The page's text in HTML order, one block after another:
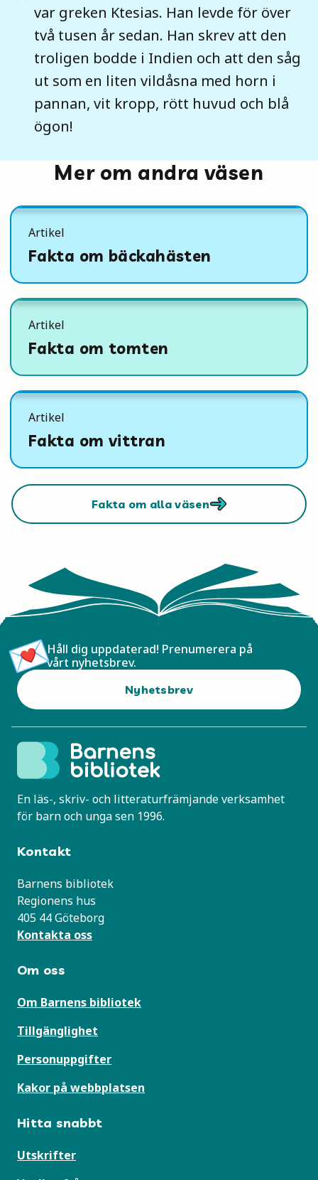
var greken Ktesias. Han levde för över
två tusen år sedan. Han skrev att den
troligen bodde i Indien och att den såg
ut som en liten vildåsna med horn i
pannan, vit kropp, rött huvud och blå
ögon!
Mer om andra väsen
Fakta om bäckahästen
Artikel
Fakta om tomten
Artikel
Fakta om vittran
Artikel
Fakta om alla väsen
Håll dig uppdaterad! Prenumerera på
vårt nyhetsbrev.
Nyhetsbrev
En läs-, skriv- och litteraturfrämjande verksamhet
för barn och unga sen 1996.
Kontakt
Barnens bibliotek
Regionens hus
405 44 Göteborg
Kontakta oss
Om oss
Om Barnens bibliotek
Tillgänglighet
Personuppgifter
Kakor på webbplatsen
Hitta snabbt
Utskrifter